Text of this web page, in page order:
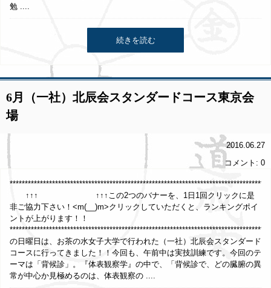
勉 ....
続きを読む
6月（一社）北辰会スタンダードコース東京会
場
2016.06.27
コメント: 0
↑↑↑ ↑↑↑この2つのバナーを、1日1回クリックに是
非ご協力下さい！<m(__)m>クリックしていただくと、ランキングポイ
ントが上がります！！
の日曜日は、お茶の水女子大学で行われた（一社）北辰会スタンダード
コースに行ってきました！！今回も、午前中は実技訓練です。今回のテ
ーマは「背候診」。『体表観察学』の中で、「背候診で、どの臓腑の異
常が中心か見極めるのは、体表観察の ....